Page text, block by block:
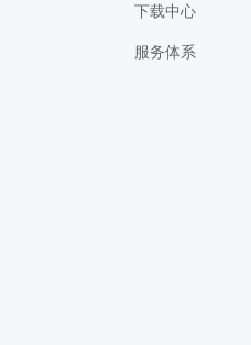
下载中心
服务体系